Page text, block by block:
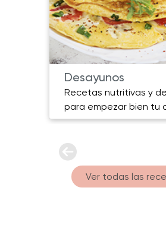
Desayunos
Recetas nutritivas y
para empezar bien tu
Ver todas las